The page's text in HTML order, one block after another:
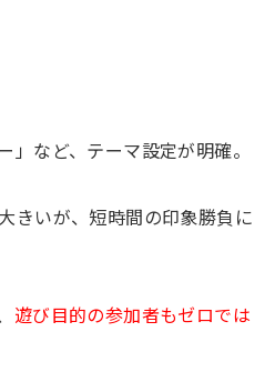
」など、テーマ設定が明確。
きいが、短時間の印象勝負に
遊び目的の参加者もゼロでは